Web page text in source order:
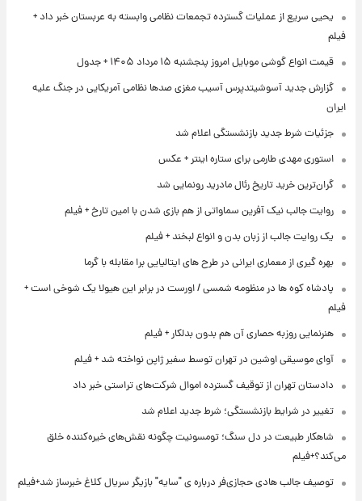
یحیی سریع از عملیات گسترده تجمعات نظامی وابسته به عربستان خبر داد +
فیلم
قیمت انواع گوشی موبایل امروز پنجشنبه ۱۵ مرداد ۱۴۰۵ + جدول
گزارش جدید آسوشیتدپرس آسیب مغزی صدها نظامی آمریکایی در جنگ علیه
ایران
جزئیات شرط جدید بازنشستگی اعلام شد
استوری مهدی طارمی برای ستاره اینتر + عکس
گران‌ترین خرید تاریخ رئال مادرید رونمایی شد
روایت جالب نیک آفرین سماواتی از هم بازی شدن با امین تارخ + فیلم
یک روایت جالب از زبان بدن و انواع لبخند + فیلم
بهره گیری از معماری ایرانی در طرح های ایتالیایی برا مقابله با گرما
پادشاه کوه ها در منظومه شمسی / اورست در برابر این هیولا یک شوخی است +
فیلم
هنرنمایی روزبه حصاری آن هم بدون بدلکار + فیلم
آوای موسیقی اوشین در تهران توسط سفیر ژاپن نواخته شد + فیلم
دادستان تهران از توقیف گسترده اموال شرکت‌های تراستی خبر داد
تغییر در شرایط بازنشستگی؛ شرط جدید اعلام شد
شاهکار طبیعت در دل سنگ؛ تومسونیت چگونه نقش‌های خیره‌کننده خلق
می‌کند؟+فیلم
توصیف جالب هادی حجازی‌فر درباره ی "سایه" بازیگر سریال کلاغ خبرساز شد+فیلم